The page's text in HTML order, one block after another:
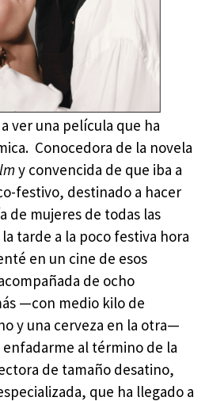
ver una película que ha
Conocedora de la novela
y convencida de que iba a
festivo, destinado a hacer
de mujeres de todas las
tarde a la poco festiva hora
en un cine de esos
de ocho
—con medio kilo de
y una cerveza en la otra—
al término de la
de tamaño desatino,
que ha llegado a